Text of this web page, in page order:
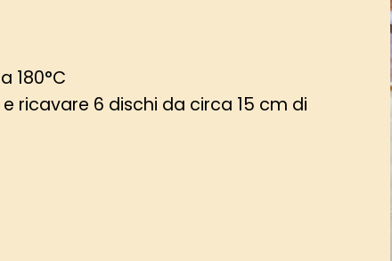
180°C
ricavare 6 dischi da circa 15 cm di